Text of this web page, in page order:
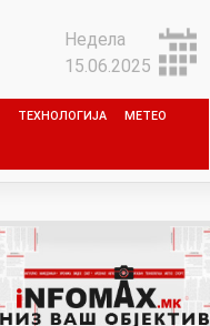
Недела
15.06.2025
ТЕХНОЛОГИЈА МЕТЕО